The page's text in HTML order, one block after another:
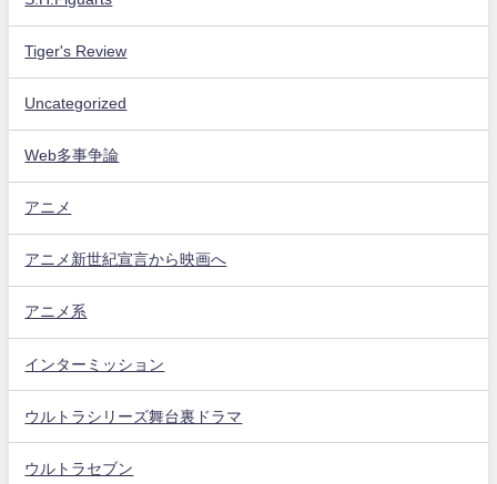
Tiger's Review
Uncategorized
Web多事争論
アニメ
アニメ新世紀宣言から映画へ
アニメ系
インターミッション
ウルトラシリーズ舞台裏ドラマ
ウルトラセブン